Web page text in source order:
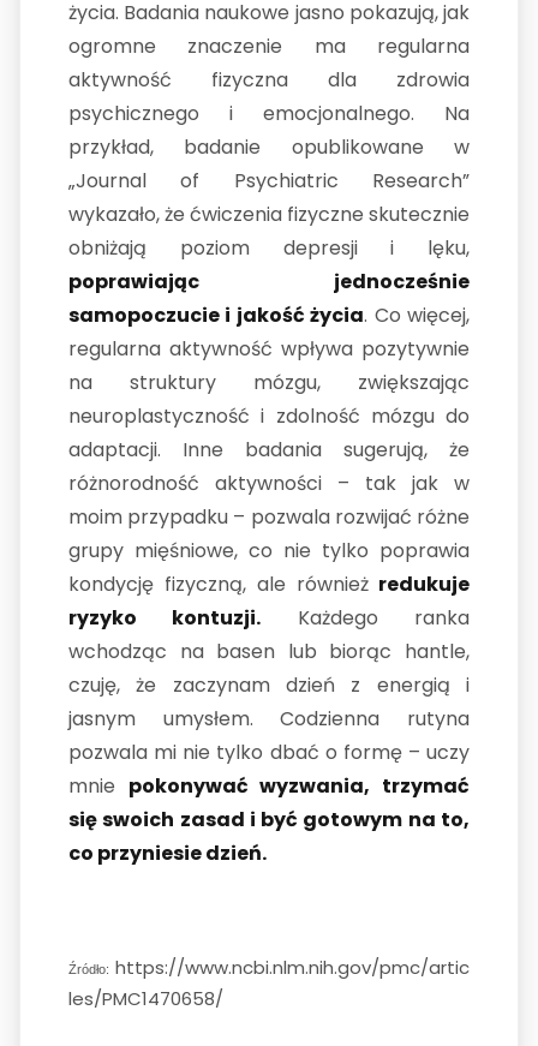
życia. Badania naukowe jasno pokazują, jak
ogromne znaczenie ma regularna
aktywność fizyczna dla zdrowia
psychicznego i emocjonalnego. Na
przykład, badanie opublikowane w
„Journal of Psychiatric Research”
wykazało, że ćwiczenia fizyczne skutecznie
obniżają poziom depresji i lęku,
poprawiając jednocześnie
samopoczucie i jakość życia. Co więcej,
regularna aktywność wpływa pozytywnie
na struktury mózgu, zwiększając
neuroplastyczność i zdolność mózgu do
adaptacji. Inne badania sugerują, że
różnorodność aktywności – tak jak w
moim przypadku – pozwala rozwijać różne
grupy mięśniowe, co nie tylko poprawia
kondycję fizyczną, ale również redukuje
ryzyko kontuzji. Każdego ranka
wchodząc na basen lub biorąc hantle,
czuję, że zaczynam dzień z energią i
jasnym umysłem. Codzienna rutyna
pozwala mi nie tylko dbać o formę – uczy
mnie pokonywać wyzwania, trzymać
się swoich zasad i być gotowym na to,
co przyniesie dzień.
Źródło: https://www.ncbi.nlm.nih.gov/pmc/artic
les/PMC1470658/